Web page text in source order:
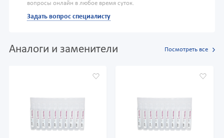
вопросы онлайн в любое время суток.
Задать вопрос специалисту
Аналоги и заменители Посмотреть все